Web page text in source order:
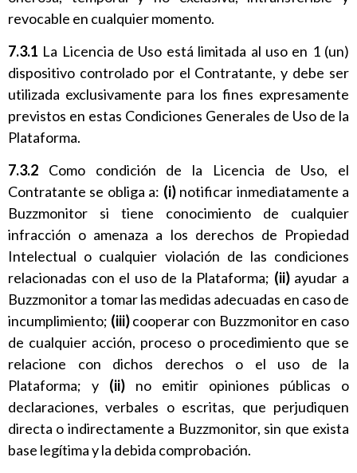
revocable en cualquier momento.
7.3.1 La Licencia de Uso está limitada al uso en 1 (un)
dispositivo controlado por el Contratante, y debe ser
utilizada exclusivamente para los fines expresamente
previstos en estas Condiciones Generales de Uso de la
Plataforma.
7.3.2 Como condición de la Licencia de Uso, el
Contratante se obliga a: (i) notificar inmediatamente a
Buzzmonitor si tiene conocimiento de cualquier
infracción o amenaza a los derechos de Propiedad
Intelectual o cualquier violación de las condiciones
relacionadas con el uso de la Plataforma; (ii) ayudar a
Buzzmonitor a tomar las medidas adecuadas en caso de
incumplimiento; (iii)cooperar con Buzzmonitor en caso
de cualquier acción, proceso o procedimiento que se
relacione con dichos derechos o el uso de la
Plataforma; y (ii) no emitir opiniones públicas o
declaraciones, verbales o escritas, que perjudiquen
directa o indirectamente a Buzzmonitor, sin que exista
base legítima y la debida comprobación.